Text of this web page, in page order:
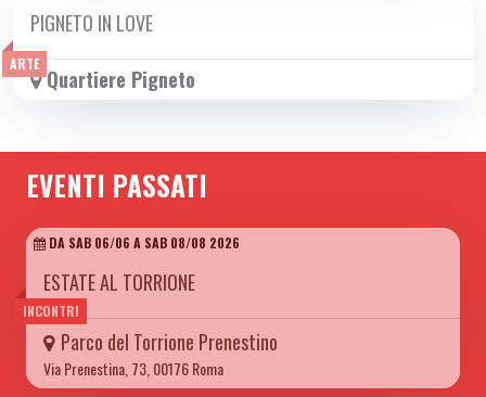
ARTE
DA VEN 14/02 A VEN 28/02 2025
PIGNETO IN LOVE
Quartiere Pigneto
EVENTI PASSATI
INCONTRI
DA SAB 06/06 A SAB 08/08 2026
ESTATE AL TORRIONE
Parco del Torrione Prenestino
Via Prenestina, 73, 00176 Roma